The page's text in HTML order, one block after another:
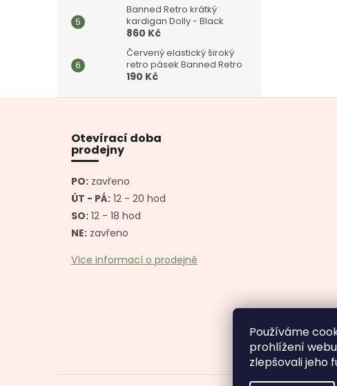
Používáme
prohlížení
zlepšovali jeho
Banned Retro krátký
kardigan Dolly - Black
860 Kč
Červený elastický široký
retro pásek Banned Retro
190 Kč
Otevírací doba
prodejny
PO: zavřeno
ÚT - PÁ: 12 - 20 hod
SO: 12 - 18 hod
NE: zavřeno
Více informací o prodejně